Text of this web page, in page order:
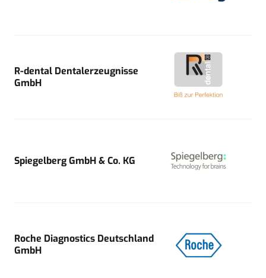
R-dental Dentalerzeugnisse
GmbH
Spiegelberg GmbH & Co. KG
Roche Diagnostics Deutschland
GmbH